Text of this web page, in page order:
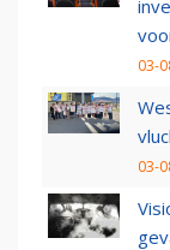
03-
03-